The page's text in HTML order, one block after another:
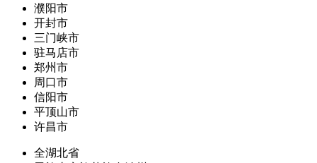
濮阳市
开封市
三门峡市
驻马店市
郑州市
周口市
信阳市
平顶山市
许昌市
全湖北省